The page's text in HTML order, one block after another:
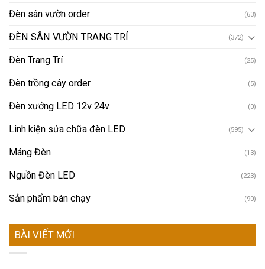
Đèn sân vườn order (63)
ĐÈN SÂN VƯỜN TRANG TRÍ (372)
Đèn Trang Trí (25)
Đèn trồng cây order (5)
Đèn xưởng LED 12v 24v (0)
Linh kiện sửa chữa đèn LED (595)
Máng Đèn (13)
Nguồn Đèn LED (223)
Sản phẩm bán chạy (90)
BÀI VIẾT MỚI